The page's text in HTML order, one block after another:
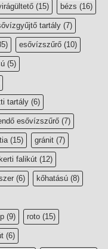
(15) bézs (16)
tartály (7)
esővízszűrő (10)
(5)
tartály (6)
esővízszűrő (7)
(15) gránit (7)
kerti falikút (12)
(6) kőhatású (8)
(9) roto (15)
(6)